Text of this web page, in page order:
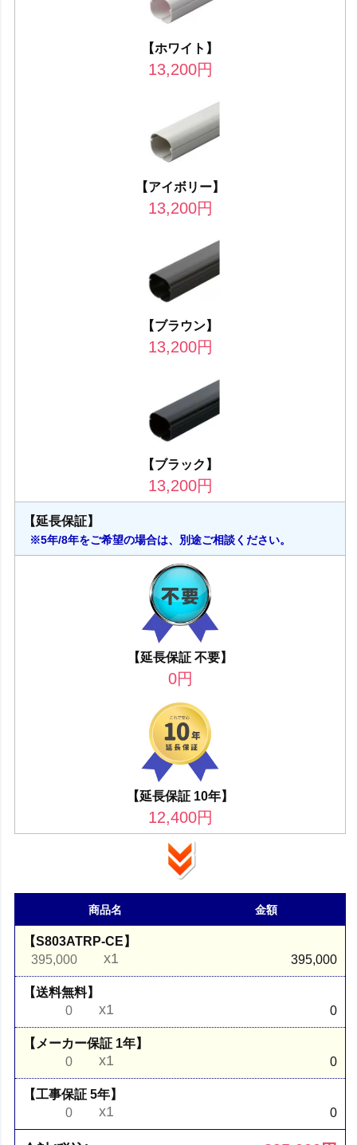
【ホワイト】
13,200円
【アイボリー】
13,200円
【ブラウン】
13,200円
【ブラック】
13,200円
【延長保証】
※5年/8年をご希望の場合は、別途ご相談ください。
【延長保証 不要】
0円
【延長保証 10年】
12,400円
商品名 金額
【S803ATRP-CE】
395,000
x1 395,000
【送料無料】
0
x1 0
【メーカー保証 1年】
0
x1 0
【工事保証 5年】
0
x1 0